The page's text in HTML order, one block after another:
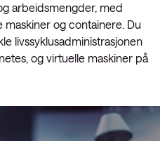
arbeidsmengder, med
maskiner og containere. Du
livssyklusadministrasjonen
og virtuelle maskiner på